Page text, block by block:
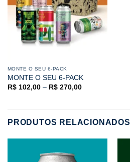
MONTE O SEU 6-PACK
MONTE O SEU 6-PACK
R$102,00– R$270,00
PRODUTOS RELACIONADOS